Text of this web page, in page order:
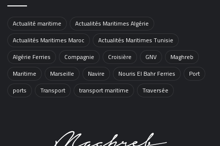
Actualité maritime
Actualités Maritimes Algérie
Actualités Maritimes Maroc
Actualités Maritimes Tunisie
Algérie Ferries
Compagnie Croisière GNV
Maghreb
Maritime
Marseille Navire Nouris El Bahr Ferries
Port
ports
Transport transport maritime Traversée